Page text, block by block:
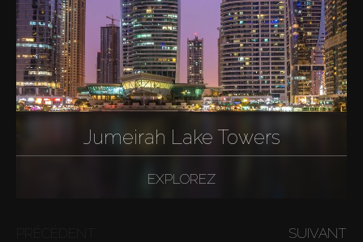
Jumeirah Lake Towers
EXPLOREZ
SUIVANT